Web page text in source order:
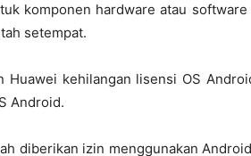
komponen hardware atau
setempat.
Huawei kehilangan lisensi OS
Android.
diberikan izin menggunakan